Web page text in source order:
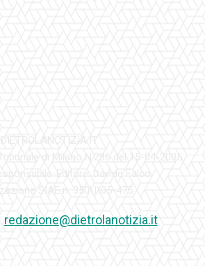
redazione@dietrolanotizia.it